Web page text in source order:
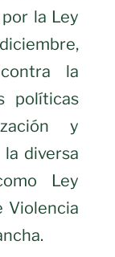
la Ley
la
políticas
y
diversa
Ley
Violencia